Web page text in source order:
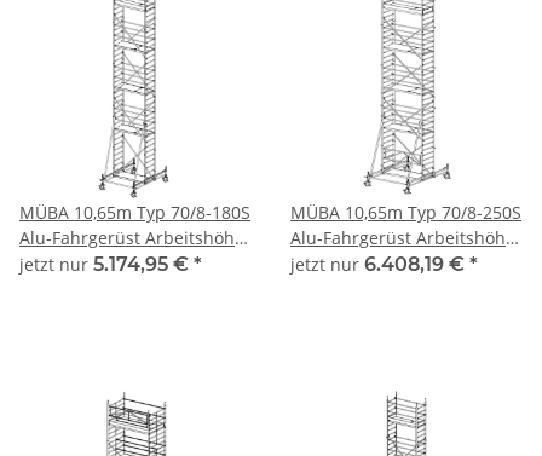
MÜBA 10,65m Typ 70/8-180S
Alu-Fahrgerüst Arbeitshöhe
10,65 m, Gerüsthöhe 9,75 m,
jetzt nur 5.174,95 € *
MÜBA 10,65m Typ 70/8-250S
Alu-Fahrgerüst Arbeitshöhe
10,65 m, Gerüsthöhe 9,75 m,
jetzt nur 6.408,19 € *